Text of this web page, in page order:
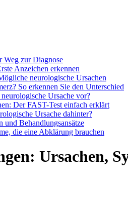
Weg zur Diagnose
Anzeichen erkennen
neurologische Ursachen
So erkennen Sie den Unterschied
Ursache vor?
Der FAST-Test einfach erklärt
Ursache dahinter?
und Behandlungsansätze
die eine Abklärung brauchen
Ursachen,